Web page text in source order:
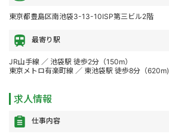
東京都豊島区南池袋3-13-10ISP第三ビル2階
最寄り駅
JR山手線 ／ 池袋駅 徒歩2分（150m）
東京メトロ有楽町線 ／ 東池袋駅 徒歩8分（620m)
求人情報
仕事内容